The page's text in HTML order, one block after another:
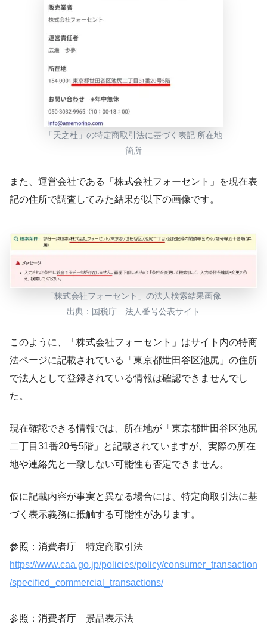
「天之杜」の特定商取引法に基づく表記 所在地
箇所
また、運営会社である「株式会社フォーセント」を現在表
記の住所で調査してみた結果が以下の画像です。
「株式会社フォーセント」の法人検索結果画像
出典：国税庁 法人番号公表サイト
このように、「株式会社フォーセント」はサイト内の特商
法ページに記載されている「東京都世田谷区池尻」の住所
で法人として登録されている情報は確認できませんでし
た。
現在確認できる情報では、所在地が「東京都世田谷区池尻
二丁目31番20号5階」と記載されていますが、実際の所在
地や連絡先と一致しない可能性も否定できません。
仮に記載内容が事実と異なる場合には、特定商取引法に基
づく表示義務に抵触する可能性があります。
参照：消費者庁 特定商取引法
https://www.caa.go.jp/policies/policy/consumer_transaction
/specified_commercial_transactions/
参照：消費者庁 景品表示法